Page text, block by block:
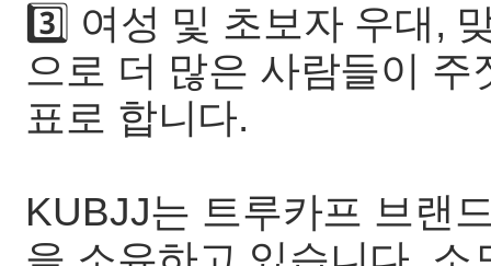
3️⃣ 여성 및 초보자 우대,
으로 더 많은 사람들이
표로 합니다.
KUBJJ는 트루카프 브랜